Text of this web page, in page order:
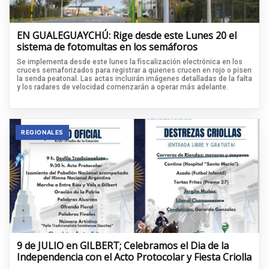
EN GUALEGUAYCHÚ: Rige desde este Lunes 20 el
sistema de fotomultas en los semáforos
Se implementa desde este lunes la fiscalización electrónica en los
cruces semaforizados para registrar a quienes crucen en rojo o pisen
la senda peatonal. Las actas incluirán imágenes detalladas de la falta
y los radares de velocidad comenzarán a operar más adelante.
REGIONALES
9 de JULIO en GILBERT; Celebramos el Dia de la
Independencia con el Acto Protocolar y Fiesta Criolla